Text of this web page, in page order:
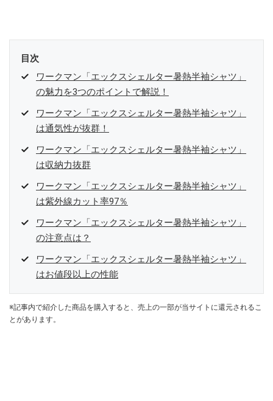
目次
ワークマン「エックスシェルター暑熱半袖シャツ」
の魅力を3つのポイントで解説！
ワークマン「エックスシェルター暑熱半袖シャツ」
は通気性が抜群！
ワークマン「エックスシェルター暑熱半袖シャツ」
は収納力抜群
ワークマン「エックスシェルター暑熱半袖シャツ」
は紫外線カット率97％
ワークマン「エックスシェルター暑熱半袖シャツ」
の注意点は？
ワークマン「エックスシェルター暑熱半袖シャツ」
はお値段以上の性能
※記事内で紹介した商品を購入すると、売上の一部が当サイトに還元されるこ
とがあります。